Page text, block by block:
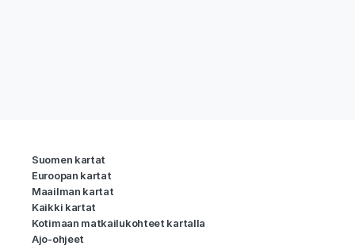
Suomen kartat
Euroopan kartat
Maailman kartat
Kaikki kartat
Kotimaan matkailukohteet kartalla
Ajo-ohjeet